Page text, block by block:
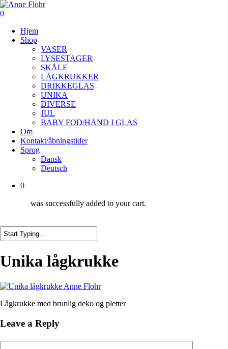
Skip
to
content
0
Hjem
Shop
VASER
LYSESTAGER
SKÅLE
LÅGKRUKKER
DRIKKEGLAS
UNIKA
DIVERSE
JUL
BABY FOD/HÅND I GLAS
Om
Kontakt/åbningstider
Sprog
Dansk
Deutsch
0
was successfully added to your cart.
Search
Unika lågkrukke
Lågkrukke med brunlig deko og pletter
Leave a Reply